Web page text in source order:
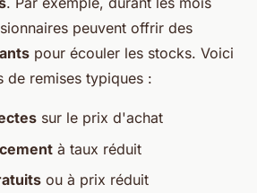
peuvent offrir des
pour écouler les stocks. Voici
de remises typiques :
sur le prix d'achat
à taux réduit
ou à prix réduit